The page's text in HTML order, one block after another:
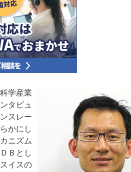
学産業
タビュ
スレー
かにし
ニズム
Ｂとし
イスの